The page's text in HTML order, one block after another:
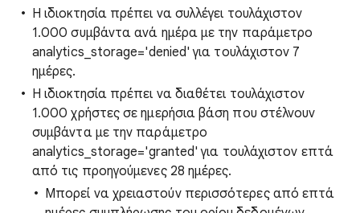
Η ιδιοκτησία πρέπει να συλλέγει τουλάχιστον
1.000 συμβάντα ανά ημέρα με την παράμετρο
analytics_storage='denied' για τουλάχιστον 7
ημέρες.
Η ιδιοκτησία πρέπει να διαθέτει τουλάχιστον
1.000 χρήστες σε ημερήσια βάση που στέλνουν
συμβάντα με την παράμετρο
analytics_storage='granted' για τουλάχιστον επτά
από τις προηγούμενες 28 ημέρες.
Μπορεί να χρειαστούν περισσότερες από επτά